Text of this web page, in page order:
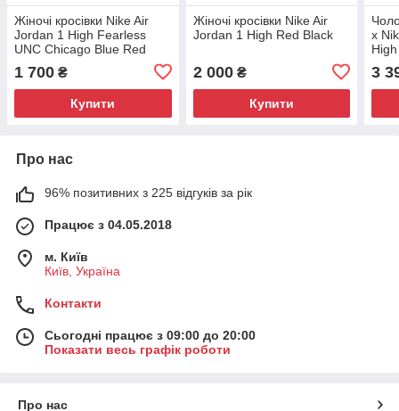
Жіночі кросівки Nike Air
Jordan 1 High Fearless
UNC Chicago Blue Red
1 700 ₴
Купити
Жіночі кросівки Nike Air
Jordan 1 High Red Black
2 000₴
Купити
x
3
Про нас
96% позитивних з 225 відгуків за рік
Працює з 04.05.2018
м. Київ
Київ, Україна
Контакти
Сьогодні працює з 09:00 до 20:00
Показати весь графік роботи
Про нас